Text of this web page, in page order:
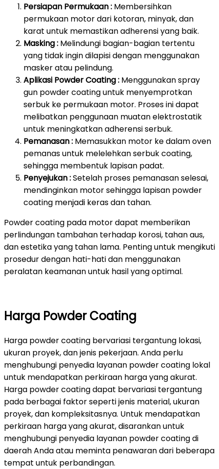
Persiapan Permukaan : Membersihkan
permukaan motor dari kotoran, minyak, dan
karat untuk memastikan adherensi yang baik.
Masking : Melindungi bagian-bagian tertentu
yang tidak ingin dilapisi dengan menggunakan
masker atau pelindung.
Aplikasi Powder Coating : Menggunakan spray
gun powder coating untuk menyemprotkan
serbuk ke permukaan motor. Proses ini dapat
melibatkan penggunaan muatan elektrostatik
untuk meningkatkan adherensi serbuk.
Pemanasan : Memasukkan motor ke dalam oven
pemanas untuk melelehkan serbuk coating,
sehingga membentuk lapisan padat.
Penyejukan :Setelah proses pemanasan selesai,
mendinginkan motor sehingga lapisan powder
coating menjadi keras dan tahan.
Powder coating pada motor dapat memberikan
perlindungan tambahan terhadap korosi, tahan aus,
dan estetika yang tahan lama. Penting untuk mengikuti
prosedur dengan hati-hati dan menggunakan
peralatan keamanan untuk hasil yang optimal.
Harga Powder Coating
Harga powder coating bervariasi tergantung lokasi,
ukuran proyek, dan jenis pekerjaan. Anda perlu
menghubungi penyedia layanan powder coating lokal
untuk mendapatkan perkiraan harga yang akurat.
Harga powder coating dapat bervariasi tergantung
pada berbagai faktor seperti jenis material, ukuran
proyek, dan kompleksitasnya. Untuk mendapatkan
perkiraan harga yang akurat, disarankan untuk
menghubungi penyedia layanan powder coating di
daerah Anda atau meminta penawaran dari beberapa
tempat untuk perbandingan.